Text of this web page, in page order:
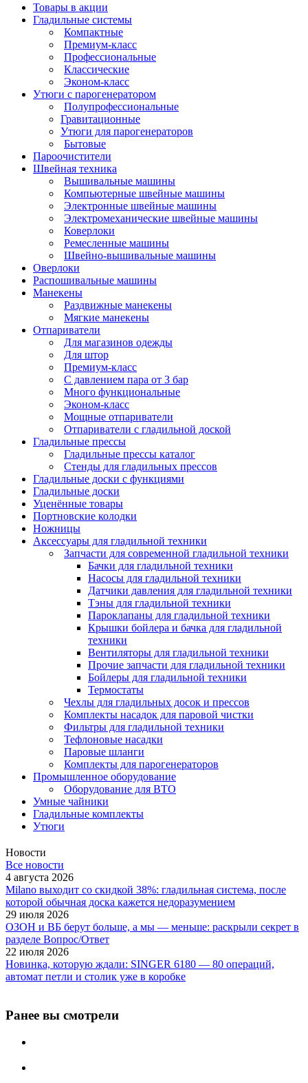
Товары в акции
Гладильные системы
Компактные
Премиум-класс
Профессиональные
Классические
Эконом-класс
Утюги с парогенератором
Полупрофессиональные
Гравитационные
Утюги для парогенераторов
Бытовые
Пароочистители
Швейная техника
Вышивальные машины
Компьютерные швейные машины
Электронные швейные машины
Электромеханические швейные машины
Коверлоки
Ремесленные машины
Швейно-вышивальные машины
Оверлоки
Распошивальные машины
Манекены
Раздвижные манекены
Мягкие манекены
Отпариватели
Для магазинов одежды
Для штор
Премиум-класс
С давлением пара от 3 бар
Много функциональные
Эконом-класс
Мощные отпариватели
Отпариватели с гладильной доской
Гладильные прессы
Гладильные прессы каталог
Стенды для гладильных прессов
Гладильные доски с функциями
Гладильные доски
Уценённые товары
Портновские колодки
Ножницы
Аксессуары для гладильной техники
Запчасти для современной гладильной техники
Бачки для гладильной техники
Насосы для гладильной техники
Датчики давления для гладильной техники
Тэны для гладильной техники
Пароклапаны для гладильной техники
Крышки бойлера и бачка для гладильной
техники
Вентиляторы для гладильной техники
Прочие запчасти для гладильной техники
Бойлеры для гладильной техники
Термостаты
Чехлы для гладильных досок и прессов
Комплекты насадок для паровой чистки
Фильтры для гладильной техники
Тефлоновые насадки
Паровые шланги
Комплекты для парогенераторов
Промышленное оборудование
Оборудование для ВТО
Умные чайники
Гладильные комплекты
Утюги
Новости
Все новости
4 августа 2026
Milano выходит со скидкой 38%: гладильная система, после
которой обычная доска кажется недоразумением
29 июля 2026
ОЗОН и ВБ берут больше, а мы — меньше: раскрыли секрет в
разделе Вопрос/Ответ
22 июля 2026
Новинка, которую ждали: SINGER 6180 — 80 операций,
автомат петли и столик уже в коробке
Ранее вы смотрели